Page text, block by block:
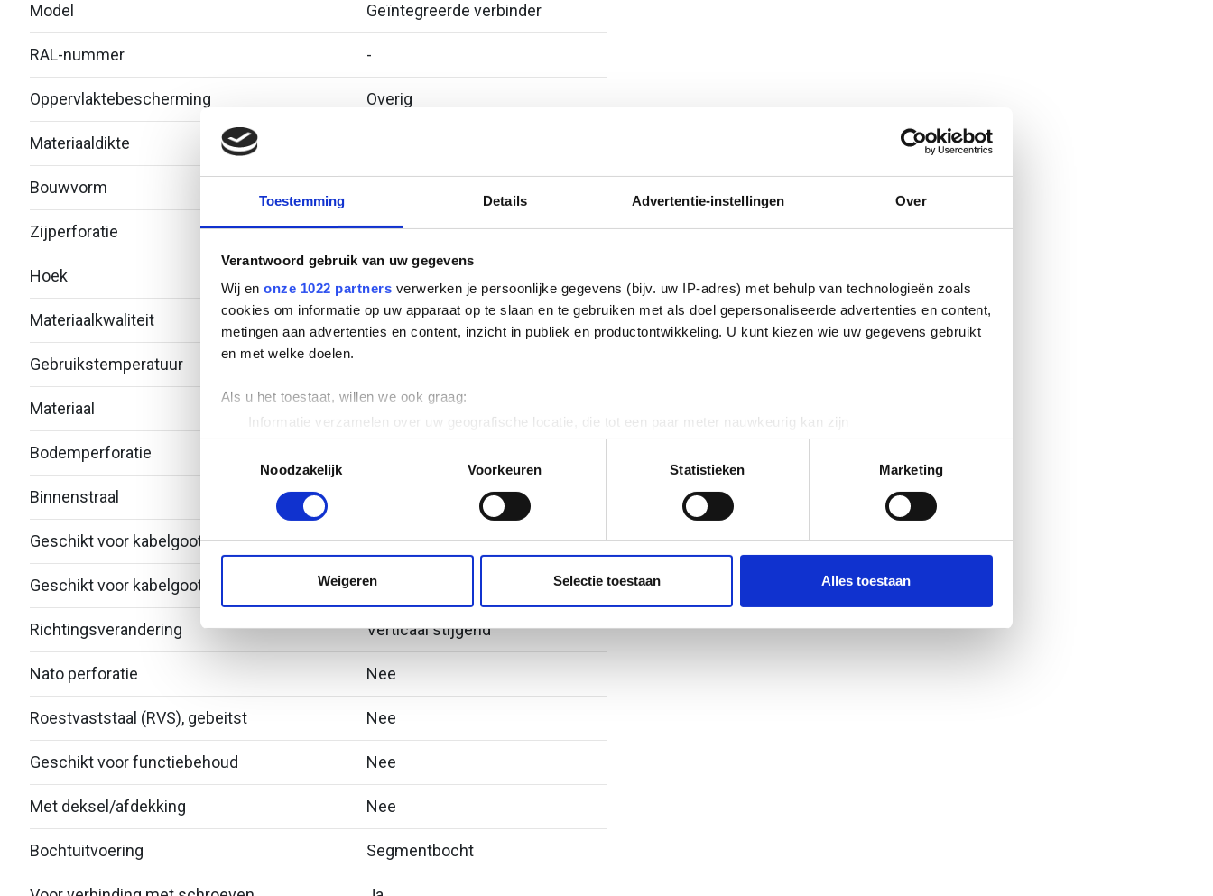
Toestemming Details Advertentie-instellingen Over
Verantwoord gebruik van uw gegevens
Wij en onze 1022 partners verwerken je persoonlijke gegevens (bijv. uw IP-adres) met behulp van technologieën zoals
cookies om informatie op uw apparaat op te slaan en te gebruiken met als doel gepersonaliseerde advertenties en content,
metingen aan advertenties en content, inzicht in publiek en productontwikkeling. U kunt kiezen wie uw gegevens gebruikt
en met welke doelen.
Als u het toestaat, willen we ook graag:
Informatie verzamelen over uw geografische locatie, die tot een paar meter nauwkeurig kan zijn
Uw apparaat identificeren door het actief te scannen op specifieke eigenschappen (fingerprinting)
Lees meer over hoe uw persoonlijke gegevens worden verwerkt en stel uw voorkeuren in het
detailgedeeltein. U kunt uw
toestemming op elk moment wijzigen of intrekken in de Cookieverklaring.
websiteverkeer te analyseren. Ook delen we informatie over uw gebruik van onze site met onze partners voor social
media, adverteren en analyse. Deze partners kunnen deze gegevens combineren met andere informatie die u aan ze heeft
Noodzakelijk
Voorkeuren Statistieken Marketing
Weigeren Selectie toestaan Alles toestaan
Model Geïntegreerde verbinder
RAL-nummer -
Oppervlaktebescherming Overig
Materiaaldikte
Bouwvorm
Zijperforatie Nee
Hoek
Materiaalkwaliteit
Gebruikstemperatuur
Materiaal Roestvaststaal (RVS)
Bodemperforatie
Binnenstraal
Geschikt voor kabelgootbreedte 75
Geschikt voor kabelgoothoogte 53
Richtingsverandering Verticaal stijgend
Nato perforatie Nee
Roestvaststaal (RVS), gebeitst Nee
Geschikt voor functiebehoud Nee
Met deksel/afdekking Nee
Bochtuitvoering Segmentbocht